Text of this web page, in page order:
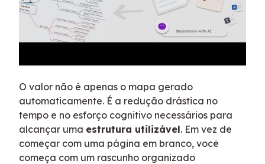
O valor não é apenas o mapa gerado
automaticamente. É a redução drástica no
tempo e no esforço cognitivo necessários para
alcançar uma estrutura utilizável. Em vez de
começar com uma página em branco, você
começa com um rascunho organizado